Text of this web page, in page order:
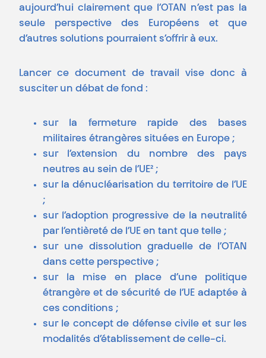
aujourd’hui clairement que l’OTAN n’est pas la
seule perspective des Européens et que
d’autres solutions pourraient s’offrir à eux.
Lancer ce document de travail vise donc à
susciter un débat de fond :
sur la fermeture rapide des bases
militaires étrangères situées en Europe ;
sur l’extension du nombre des pays
neutres au sein de l’UE² ;
sur la dénucléarisation du territoire de l’UE
;
sur l’adoption progressive de la neutralité
par l’entièreté de l’UE en tant que telle ;
sur une dissolution graduelle de l’OTAN
dans cette perspective ;
sur la mise en place d’une politique
étrangère et de sécurité de l’UE adaptée à
ces conditions ;
sur le concept de défense civile et sur les
modalités d’établissement de celle-ci.